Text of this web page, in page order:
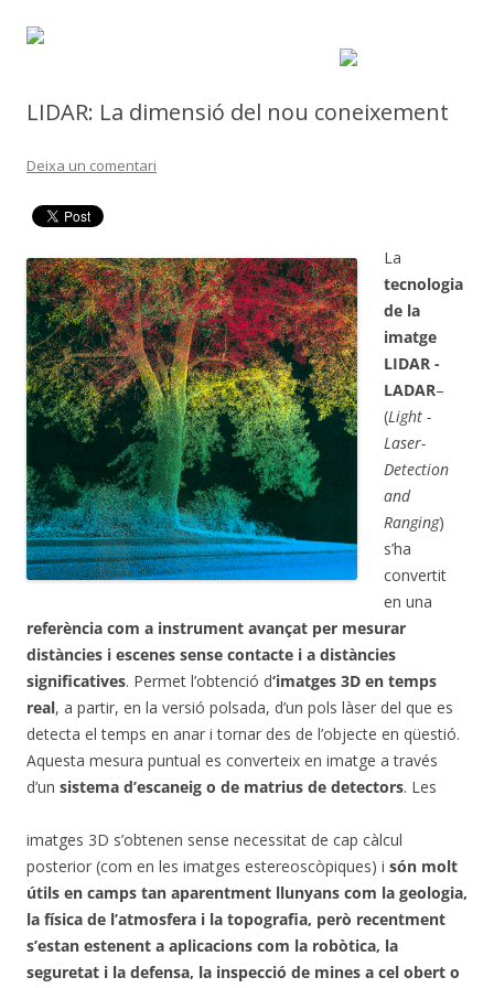
LIDAR: La dimensió del nou coneixement
Deixa un comentari
La
tecnologia
de la
imatge
LIDAR -
LADAR–
(Light -
Laser-
Detection
and
Ranging)
s’ha
convertit
en una
referència com a instrument avançat per mesurar
distàncies i escenes sense contacte i a distàncies
significatives. Permet l’obtenció d‘imatges 3D en temps
real, a partir, en la versió polsada, d’un pols làser del que es
detecta el temps en anar i tornar des de l’objecte en qüestió.
Aquesta mesura puntual es converteix en imatge a través
d’un sistema d’escaneig o de matrius de detectors. Les
imatges 3D s’obtenen sense necessitat de cap càlcul
posterior (com en les imatges estereoscòpiques) i són molt
útils en camps tan aparentment llunyans com la geologia,
la física de l’atmosfera i la topografia, però recentment
s’estan estenent a aplicacions com la robòtica, la
seguretat i la defensa, la inspecció de mines a cel obert o